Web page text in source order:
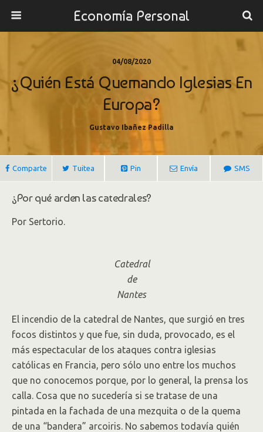
Economía Personal
04/08/2020
¿Quién Está Quemando Iglesias En
Europa?
Gustavo Ibañez Padilla
Comparte Tuitea Pin Envía SMS
¿Por qué arden las catedrales?
Por Sertorio.
Catedral
de
Nantes
El incendio de la catedral de Nantes, que surgió en tres
focos distintos y que fue, sin duda, provocado, es el
más espectacular de los ataques contra iglesias
católicas en Francia, pero sólo uno entre los muchos
que no conocemos porque, por lo general, la prensa los
calla. Cosa que no sucedería si se tratase de una
pintada en la fachada de una mezquita o de la quema
de una “bandera” arcoiris. No sabemos todavía quién